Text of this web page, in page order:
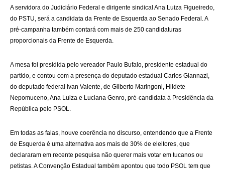
A servidora do Judiciário Federal e dirigente sindical Ana Luiza Figueiredo,
do PSTU, será a candidata da Frente de Esquerda ao Senado Federal. A
pré-campanha também contará com mais de 250 candidaturas
proporcionais da Frente de Esquerda.
A mesa foi presidida pelo vereador Paulo Bufalo, presidente estadual do
partido, e contou com a presença do deputado estadual Carlos Giannazi,
do deputado federal Ivan Valente, de Gilberto Maringoni, Hildete
Nepomuceno, Ana Luiza e Luciana Genro, pré-candidata à Presidência da
República pelo PSOL.
Em todas as falas, houve coerência no discurso, entendendo que a Frente
de Esquerda é uma alternativa aos mais de 30% de eleitores, que
declararam em recente pesquisa não querer mais votar em tucanos ou
petistas. A Convenção Estadual também apontou que todo PSOL tem que